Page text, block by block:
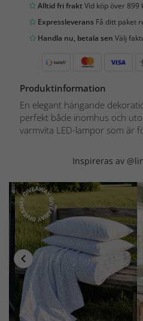
Alltid fri fraktVid köp över 899
Expressleverans Få ditt paket
Handla nu, betala sen Välj
Produktinformation
En elegant hängande
perfekt både inomhus och
varmvita LED-lampor som är
Inspireras av